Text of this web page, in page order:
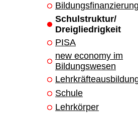
Bildungsfinanzierung
Schulstruktur/
Dreigliedrigkeit
PISA
new economy im
Bildungswesen
Schule
Lehrkörper